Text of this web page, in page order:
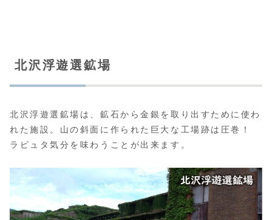
北沢浮遊選鉱場
北沢浮遊選鉱場は、鉱石から金銀を取り出すために使わ
れた施設。山の斜面に作られた巨大な工場跡は圧巻！
ラピュタ気分を味わうことが出来ます。